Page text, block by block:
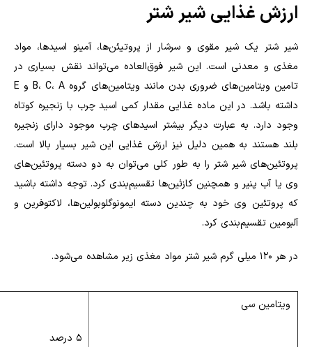
ارزش غذایی شیر شتر
شیر شتر یک شیر مقوی و سرشار از پروتیئن‌ها، آمینو اسید‌ها، مواد
مغذی و معدنی است. این شیر فوق‌العاده می‌تواند نقش بسیاری در
تامین ویتامین‌های ضروری بدن مانند ویتامین‌های گروه B، C، A و E
داشته باشد. در این ماده غذایی مقدار کمی اسید چرب با زنجیره کوتاه
وجود دارد. به عبارت دیگر بیشتر اسیدهای چرب موجود دارای زنجیره
بلند هستند به همین دلیل نیز ارزش غذایی این شیر بسیار بالا است.
پروتئین‌های شیر شتر را به طور کلی می‌توان به دو دسته پروتئین‌های
وی یا آب پنیر و همچنین کازئین‌ها تقسیم‌بندی کرد. توجه داشته باشید
که پروتئین وی خود به چندین دسته ایمونوگلوبولین‌ها، لاکتوفرین و
آلبومین تقسیم‌بندی کرد.‌
در هر ۱۲۰ میلی گرم شیر شتر مواد مغذی زیر مشاهده می‌شود.
ویتامین سی
5 درصد